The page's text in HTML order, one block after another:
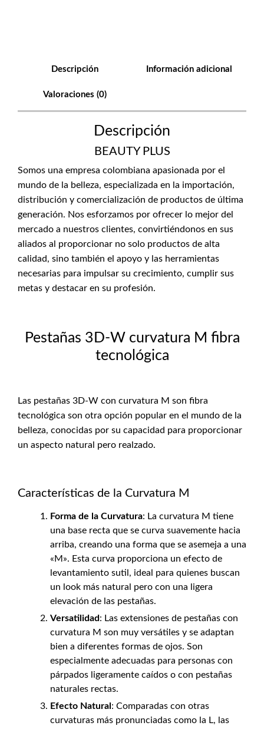
Descripción Información adicional
Valoraciones (0)
Descripción
BEAUTY PLUS
Somos una empresa colombiana apasionada por el
mundo de la belleza, especializada en la importación,
distribución y comercialización de productos de última
generación. Nos esforzamos por ofrecer lo mejor del
mercado a nuestros clientes, convirtiéndonos en sus
aliados al proporcionar no solo productos de alta
calidad, sino también el apoyo y las herramientas
necesarias para impulsar su crecimiento, cumplir sus
metas y destacar en su profesión.
Pestañas 3D-W curvatura M fibra
tecnológica
Las pestañas 3D-W con curvatura M son fibra
tecnológica son otra opción popular en el mundo de la
belleza, conocidas por su capacidad para proporcionar
un aspecto natural pero realzado.
Características de la Curvatura M
Forma de la Curvatura: La curvatura M tiene
una base recta que se curva suavemente hacia
arriba, creando una forma que se asemeja a una
«M». Esta curva proporciona un efecto de
levantamiento sutil, ideal para quienes buscan
un look más natural pero con una ligera
elevación de las pestañas.
Versatilidad: Las extensiones de pestañas con
curvatura M son muy versátiles y se adaptan
bien a diferentes formas de ojos. Son
especialmente adecuadas para personas con
párpados ligeramente caídos o con pestañas
naturales rectas.
Efecto Natural : Comparadas con otras
curvaturas más pronunciadas como la L, las